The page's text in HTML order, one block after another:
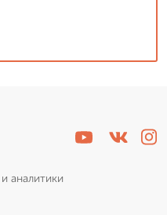
аналитики